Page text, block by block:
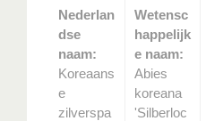
Nederlan
dse
naam:
Koreaans
e
zilverspa
Wetensc
happelijk
e naam:
Abies
koreana
'Silberloc